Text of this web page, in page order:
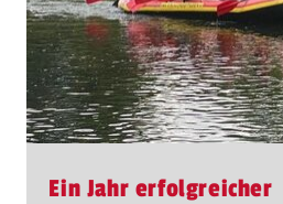
Ein Jahr erfolgreicher